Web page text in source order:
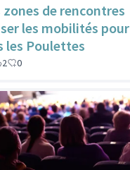
zones de rencontres
les mobilités pour
les Poulettes
2 0